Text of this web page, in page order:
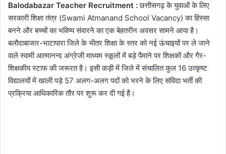
Balodabazar Teacher Recruitment :छत्तीसगढ़ के युवाओं के लिए
सरकारी शिक्षा तंत्र (Swami Atmanand School Vacancy) का हिस्सा
बनने और बच्चों का भविष्य संवारने का एक बेहतरीन अवसर सामने आया है।
बलौदाबाजार-भाटापारा जिले के भीतर शिक्षा के स्तर को नई ऊंचाइयों पर ले जाने
वाले स्वामी आत्मानन्द अंग्रेजी माध्यम स्कूलों में बड़े पैमाने पर शिक्षकों और गैर-
शिक्षकीय स्टाफ की जरूरत है। इसी कड़ी में जिले में संचालित कुल 16 उत्कृष्ट
विद्यालयों में खाली पड़े 57 अलग-अलग पदों को भरने के लिए संविदा भर्ती की
प्रक्रिया आधिकारिक तौर पर शुरू कर दी गई है।